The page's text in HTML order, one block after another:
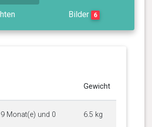
Bilder 6
Gewicht
Monat(e) und 0
6.5 kg